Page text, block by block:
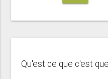
Qu'est ce que c'est